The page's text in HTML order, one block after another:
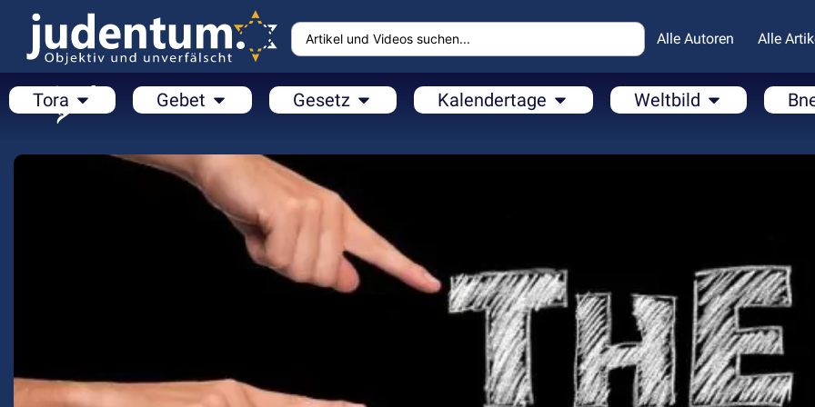
Alle Autoren Alle
Tora Gebet Gesetz Kalendertage Weltbild